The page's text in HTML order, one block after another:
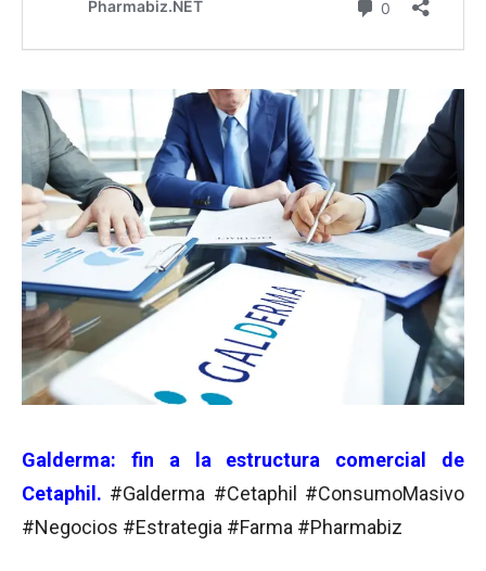
Galderma: fin a la estructura comercial de
Cetaphil. #Galderma #Cetaphil #ConsumoMasivo
#Negocios #Estrategia #Farma #Pharmabiz